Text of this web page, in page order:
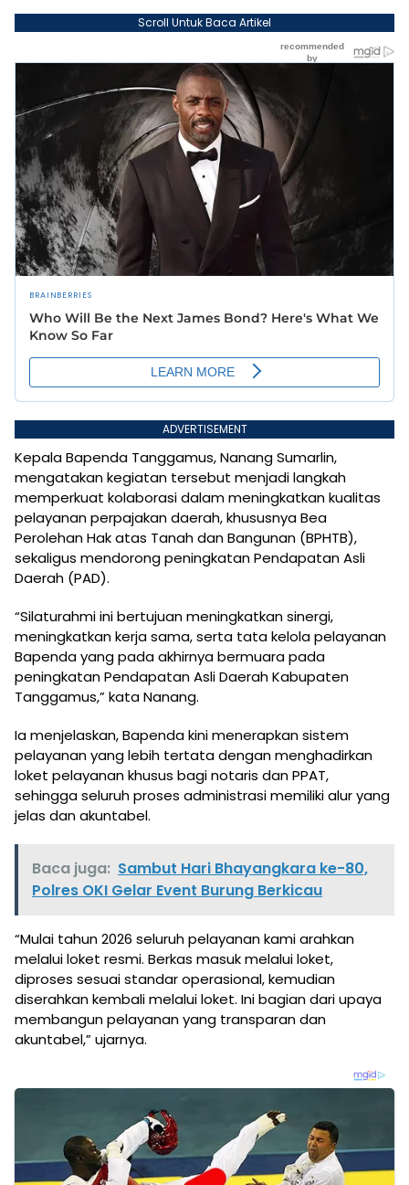
Scroll Untuk Baca Artikel
ADVERTISEMENT
Kepala Bapenda Tanggamus, Nanang Sumarlin,
mengatakan kegiatan tersebut menjadi langkah
memperkuat kolaborasi dalam meningkatkan kualitas
pelayanan perpajakan daerah, khususnya Bea
Perolehan Hak atas Tanah dan Bangunan (BPHTB),
sekaligus mendorong peningkatan Pendapatan Asli
Daerah (PAD).
“Silaturahmi ini bertujuan meningkatkan sinergi,
meningkatkan kerja sama, serta tata kelola pelayanan
Bapenda yang pada akhirnya bermuara pada
peningkatan Pendapatan Asli Daerah Kabupaten
Tanggamus,” kata Nanang.
Ia menjelaskan, Bapenda kini menerapkan sistem
pelayanan yang lebih tertata dengan menghadirkan
loket pelayanan khusus bagi notaris dan PPAT,
sehingga seluruh proses administrasi memiliki alur yang
jelas dan akuntabel.
Baca juga: Sambut Hari Bhayangkara ke-80,
Polres OKI Gelar Event Burung Berkicau
“Mulai tahun 2026 seluruh pelayanan kami arahkan
melalui loket resmi. Berkas masuk melalui loket,
diproses sesuai standar operasional, kemudian
diserahkan kembali melalui loket. Ini bagian dari upaya
membangun pelayanan yang transparan dan
akuntabel,” ujarnya.